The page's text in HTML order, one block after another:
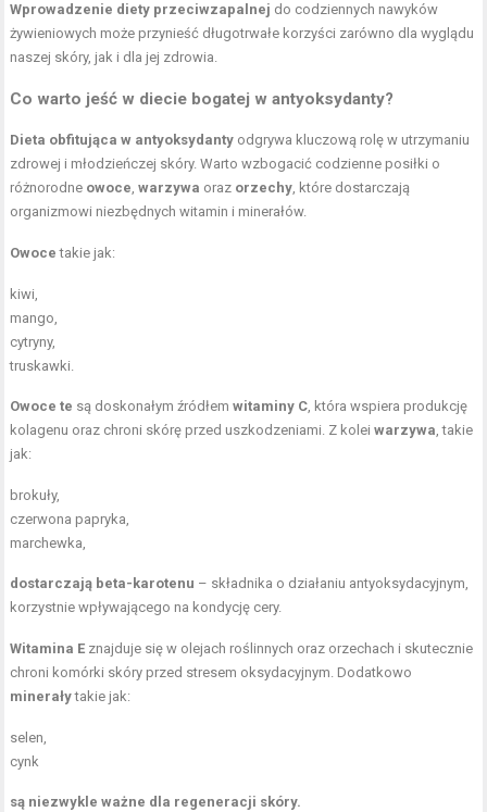
Wprowadzenie diety przeciwzapalnej do codziennych nawyków
żywieniowych może przynieść długotrwałe korzyści zarówno dla wyglądu
naszej skóry, jak i dla jej zdrowia.
Co warto jeść w diecie bogatej w antyoksydanty?
Dieta obfitująca w antyoksydanty odgrywa kluczową rolę w utrzymaniu
zdrowej i młodzieńczej skóry. Warto wzbogacić codzienne posiłki o
różnorodne owoce,warzywa oraz orzechy, które dostarczają
organizmowi niezbędnych witamin i minerałów.
Owoce takie jak:
kiwi,
mango,
cytryny,
truskawki.
Owoce te są doskonałym źródłemwitaminy C, która wspiera produkcję
kolagenu oraz chroni skórę przed uszkodzeniami. Z koleiwarzywa, takie
jak:
brokuły,
czerwona papryka,
marchewka,
dostarczają beta-karotenu – składnika o działaniu antyoksydacyjnym,
korzystnie wpływającego na kondycję cery.
Witamina E znajduje się w olejach roślinnych oraz orzechach i skutecznie
chroni komórki skóry przed stresem oksydacyjnym. Dodatkowo
minerałytakie jak:
selen,
cynk
są niezwykle ważne dla regeneracji skóry.